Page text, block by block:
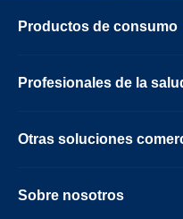
Productos de consumo
Profesionales de la
Otras soluciones
Sobre nosotros